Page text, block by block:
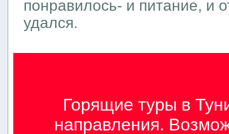
понравилось- и питание, и
удался.
Горящие туры в
направления.